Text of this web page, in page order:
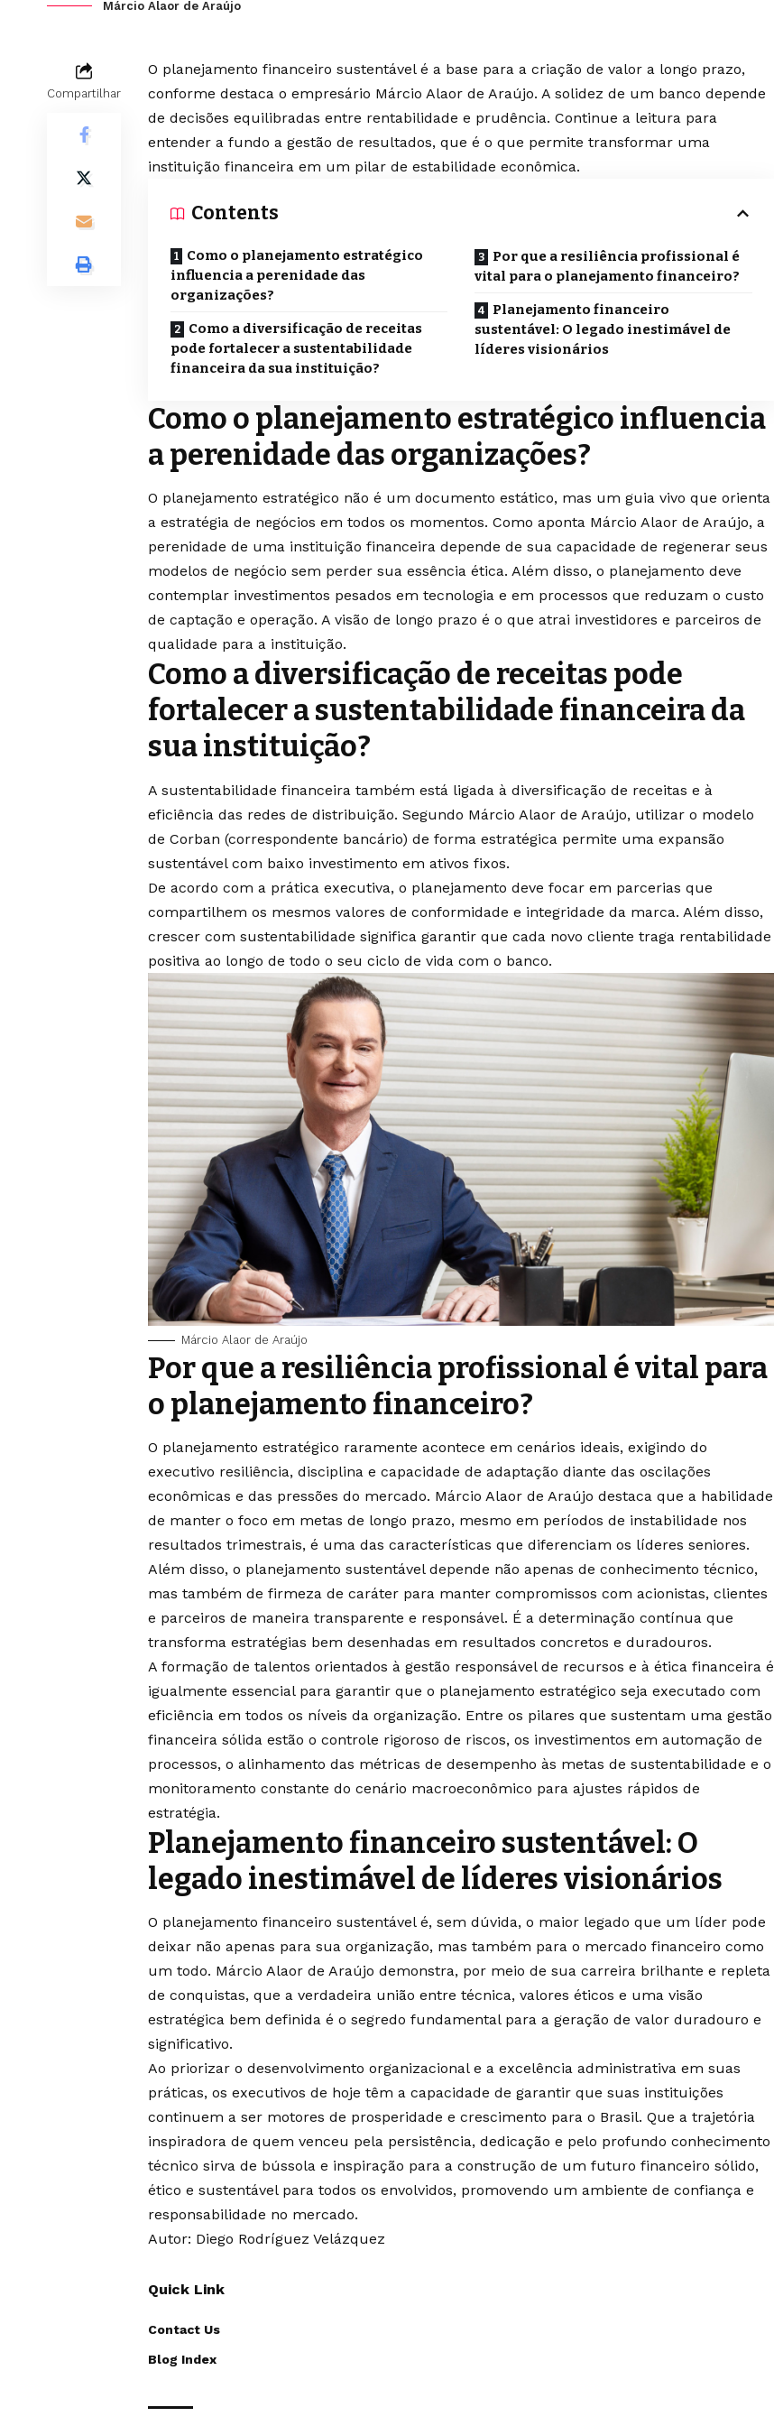
Márcio Alaor de Araújo
Compartilhar
O planejamento financeiro sustentável é a base para a criação de valor a longo prazo,
conforme destaca o empresário Márcio Alaor de Araújo. A solidez de um banco depende
de decisões equilibradas entre rentabilidade e prudência. Continue a leitura para
entender a fundo a gestão de resultados, que é o que permite transformar uma
instituição financeira em um pilar de estabilidade econômica.
Contents
Como o planejamento estratégico
influencia a perenidade das
organizações?
Como a diversificação de receitas
pode fortalecer a sustentabilidade
financeira da sua instituição?
Por que a resiliência profissional é
vital para o planejamento financeiro?
Planejamento financeiro
sustentável: O legado inestimável de
líderes visionários
Como o planejamento estratégico influencia
a perenidade das organizações?
O planejamento estratégico não é um documento estático, mas um guia vivo que orienta
a estratégia de negócios em todos os momentos. Como aponta Márcio Alaor de Araújo, a
perenidade de uma instituição financeira depende de sua capacidade de regenerar seus
modelos de negócio sem perder sua essência ética. Além disso, o planejamento deve
contemplar investimentos pesados em tecnologia e em processos que reduzam o custo
de captação e operação. A visão de longo prazo é o que atrai investidores e parceiros de
qualidade para a instituição.
Como a diversificação de receitas pode
fortalecer a sustentabilidade financeira da
sua instituição?
A sustentabilidade financeira também está ligada à diversificação de receitas e à
eficiência das redes de distribuição. Segundo Márcio Alaor de Araújo, utilizar o modelo
de Corban (correspondente bancário) de forma estratégica permite uma expansão
sustentável com baixo investimento em ativos fixos.
De acordo com a prática executiva, o planejamento deve focar em parcerias que
compartilhem os mesmos valores de conformidade e integridade da marca. Além disso,
crescer com sustentabilidade significa garantir que cada novo cliente traga rentabilidade
positiva ao longo de todo o seu ciclo de vida com o banco.
Márcio Alaor de Araújo
Por que a resiliência profissional é vital para
o planejamento financeiro?
O planejamento estratégico raramente acontece em cenários ideais, exigindo do
executivo resiliência, disciplina e capacidade de adaptação diante das oscilações
econômicas e das pressões do mercado. Márcio Alaor de Araújo destaca que a habilidade
de manter o foco em metas de longo prazo, mesmo em períodos de instabilidade nos
resultados trimestrais, é uma das características que diferenciam os líderes seniores.
Além disso, o planejamento sustentável depende não apenas de conhecimento técnico,
mas também de firmeza de caráter para manter compromissos com acionistas, clientes
e parceiros de maneira transparente e responsável. É a determinação contínua que
transforma estratégias bem desenhadas em resultados concretos e duradouros.
A formação de talentos orientados à gestão responsável de recursos e à ética financeira é
igualmente essencial para garantir que o planejamento estratégico seja executado com
eficiência em todos os níveis da organização. Entre os pilares que sustentam uma gestão
financeira sólida estão o controle rigoroso de riscos, os investimentos em automação de
processos, o alinhamento das métricas de desempenho às metas de sustentabilidade e o
monitoramento constante do cenário macroeconômico para ajustes rápidos de
estratégia.
Planejamento financeiro sustentável: O
legado inestimável de líderes visionários
O planejamento financeiro sustentável é, sem dúvida, o maior legado que um líder pode
deixar não apenas para sua organização, mas também para o mercado financeiro como
um todo. Márcio Alaor de Araújo demonstra, por meio de sua carreira brilhante e repleta
de conquistas, que a verdadeira união entre técnica, valores éticos e uma visão
estratégica bem definida é o segredo fundamental para a geração de valor duradouro e
significativo.
Ao priorizar o desenvolvimento organizacional e a excelência administrativa em suas
práticas, os executivos de hoje têm a capacidade de garantir que suas instituições
continuem a ser motores de prosperidade e crescimento para o Brasil. Que a trajetória
inspiradora de quem venceu pela persistência, dedicação e pelo profundo conhecimento
técnico sirva de bússola e inspiração para a construção de um futuro financeiro sólido,
ético e sustentável para todos os envolvidos, promovendo um ambiente de confiança e
responsabilidade no mercado.
Autor: Diego Rodríguez Velázquez
Quick Link
Contact Us
Blog Index